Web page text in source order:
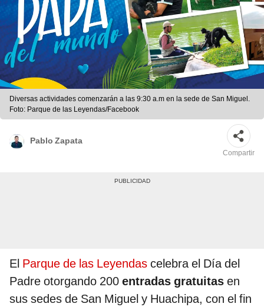
Diversas actividades comenzarán a las 9:30 a.m en la sede de San Miguel.
Foto: Parque de las Leyendas/Facebook
Pablo Zapata
Compartir
El Parque de las Leyendas celebra el Día del
Padre otorgando 200 entradas gratuitas en
sus sedes de San Miguel y Huachipa, con el fin